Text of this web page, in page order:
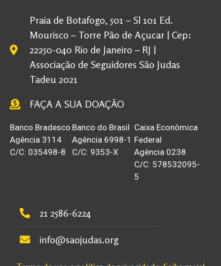
Praia de Botafogo, 501 – Sl 101 Ed.
Mourisco – Torre Pão de Açucar | Cep:
22250-040 Rio de Janeiro – RJ |
Associação de Seguidores São Judas
Tadeu 2021
FAÇA A SUA DOAÇÃO
Banco Bradesco
Agência 3114
C/C: 035498-8
Banco do Brasil
Agência 6998-1
C/C: 9353-X
Caixa Econômica
Federal
Agência 0238
C/C: 578532095-
5
21 2586-6224
info@saojudas.org